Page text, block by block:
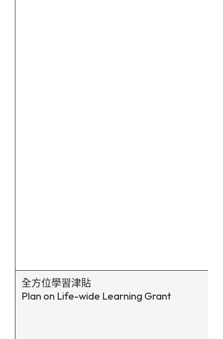
全方位學習津貼
Plan on Life-wide Learning Grant